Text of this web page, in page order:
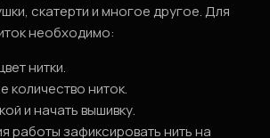
скатерти и многое другое. Для
необходимо:
нитки.
количество ниток.
и начать вышивку.
работы зафиксировать нить на